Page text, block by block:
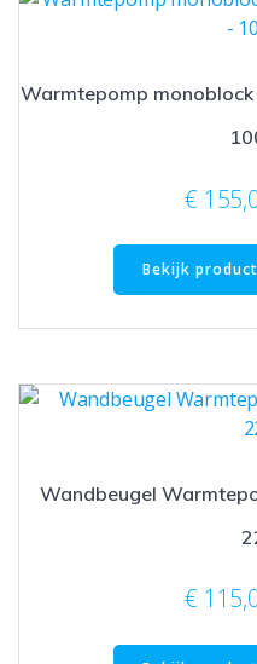
Warmtepomp
€
Bekijk product
Wandbeugel
€